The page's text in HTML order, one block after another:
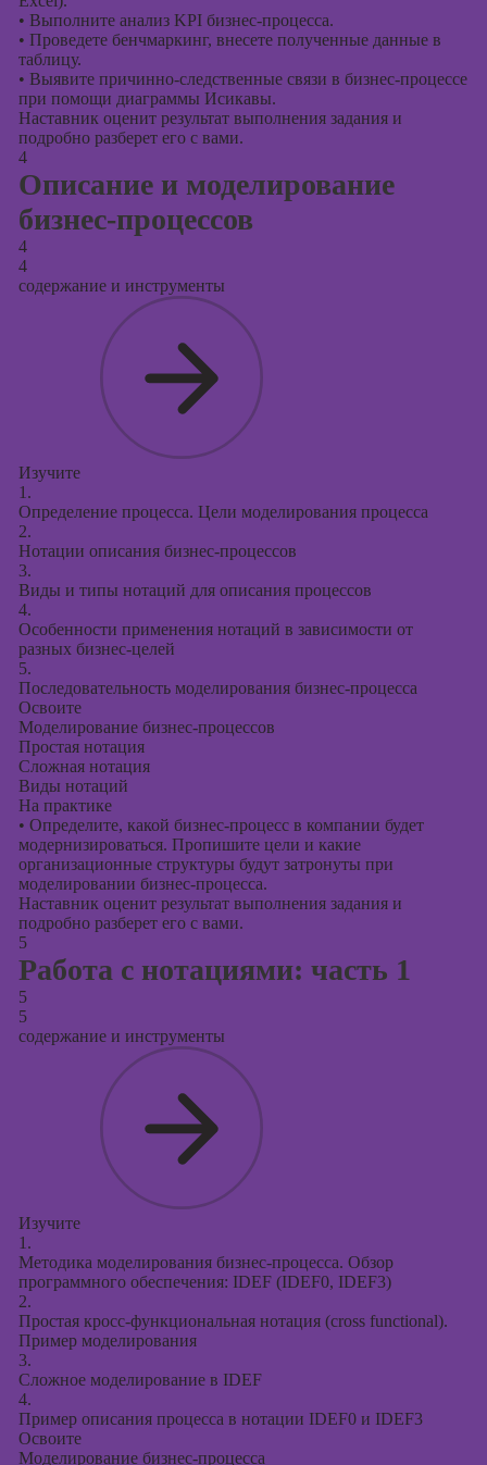
• Выполните анализ KPI бизнес-процесса.
• Проведете бенчмаркинг, внесете полученные данные в
таблицу.
• Выявите причинно-следственные связи в бизнес-процессе
при помощи диаграммы Исикавы.
Наставник оценит результат выполнения задания и
подробно разберет его с вами.
4
Описание и моделирование
бизнес-процессов
4
4
содержание и инструменты
Изучите
1.
Определение процесса. Цели моделирования процесса
2.
Нотации описания бизнес-процессов
3.
Виды и типы нотаций для описания процессов
4.
Особенности применения нотаций в зависимости от
разных бизнес-целей
5.
Последовательность моделирования бизнес-процесса
Освоите
Моделирование бизнес-процессов
Простая нотация
Сложная нотация
Виды нотаций
На практике
• Определите, какой бизнес-процесс в компании будет
модернизироваться. Пропишите цели и какие
организационные структуры будут затронуты при
моделировании бизнес-процесса.
Наставник оценит результат выполнения задания и
подробно разберет его с вами.
5
Работа с нотациями: часть 1
5
5
содержание и инструменты
Изучите
1.
Методика моделирования бизнес-процесса. Обзор
программного обеспечения: IDEF (IDEF0, IDEF3)
2.
Простая кросс-функциональная нотация (cross functional).
Пример моделирования
3.
Сложное моделирование в IDEF
4.
Пример описания процесса в нотации IDEF0 и IDEF3
Освоите
Моделирование бизнес-процесса